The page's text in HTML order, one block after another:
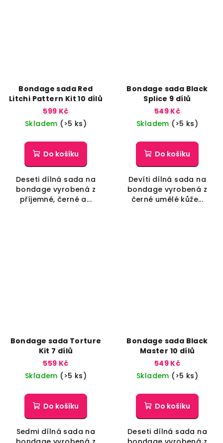
Bondage sada Red
Litchi Pattern Kit 10 dílů
599 Kč
Skladem (>5 ks)
Do košíku
Deseti dílná sada na
bondage vyrobená z
příjemné, černé a...
Bondage sada Black
Splice 9 dílů
549 Kč
Skladem (>5 ks)
Do košíku
Devíti dílná sada na
bondage vyrobená z
černé umělé kůže...
Bondage sada Torture
Kit 7 dílů
559 Kč
Skladem (>5 ks)
Do košíku
Sedmi dílná sada na
Bondage sada Black
Master 10 dílů
549 Kč
Skladem (>5 ks)
Do košíku
Deseti dílná sada na